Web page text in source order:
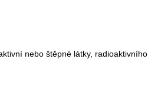
nebo štěpné látky, radioaktivního